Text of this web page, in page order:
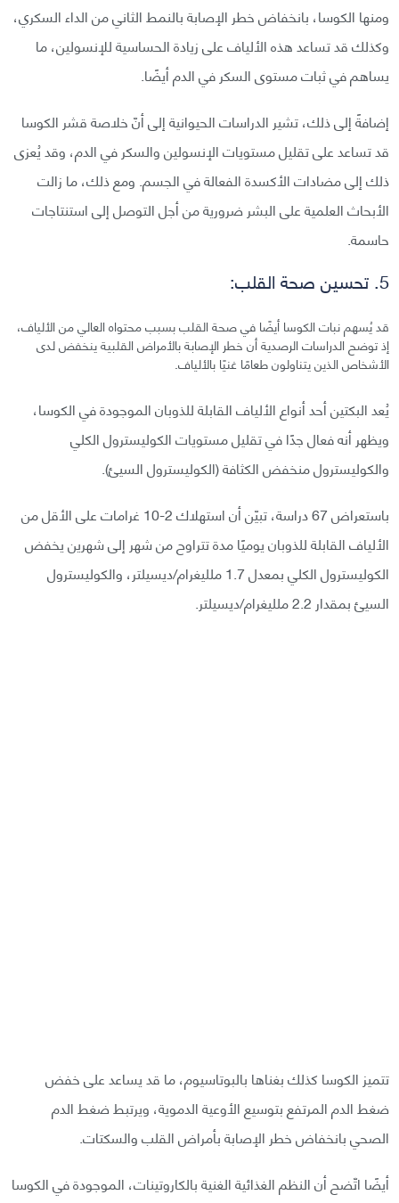
ومنها الكوسا، بانخفاض خطر الإصابة بالنمط الثاني من الداء السكري،
وكذلك قد تساعد هذه الألياف على زيادة الحساسية للإنسولين، ما
يساهم في ثبات مستوى السكر في الدم أيضًا.
إضافةً إلى ذلك، تشير الدراسات الحيوانية إلى أنّ خلاصة قشر الكوسا
قد تساعد على تقليل مستويات الإنسولين والسكر في الدم، وقد يُعزى
ذلك إلى مضادات الأكسدة الفعالة في الجسم. ومع ذلك، ما زالت
الأبحاث العلمية على البشر ضرورية من أجل التوصل إلى استنتاجات
حاسمة.
5. تحسين صحة القلب:
قد يُسهم نبات الكوسا أيضًا في صحة القلب بسبب محتواه العالي من الألياف،
إذ توضح الدراسات الرصدية أن خطر الإصابة بالأمراض القلبية ينخفض لدى
الأشخاص الذين يتناولون طعامًا غنيًا بالألياف.
يُعد البكتين أحد أنواع الألياف القابلة للذوبان الموجودة في الكوسا،
ويظهر أنه فعال جدًا في تقليل مستويات الكوليسترول الكلي
والكوليسترول منخفض الكثافة (الكوليسترول السيئ).
باستعراض 67 دراسة، تبيّن أن استهلاك 2-10 غرامات على الأقل من
الألياف القابلة للذوبان يوميًا مدة تتراوح من شهر إلى شهرين يخفض
الكوليسترول الكلي بمعدل 1.7 ملليغرام/ديسيلتر، والكوليسترول
السيئ بمقدار 2.2 ملليغرام/ديسيلتر.
تتميز الكوسا كذلك بغناها بالبوتاسيوم، ما قد يساعد على خفض
ضغط الدم المرتفع بتوسيع الأوعية الدموية، ويرتبط ضغط الدم
الصحي بانخفاض خطر الإصابة بأمراض القلب والسكتات.
أيضًا اتّضح أن النظم الغذائية الغنية بالكاروتينات، الموجودة في الكوسا